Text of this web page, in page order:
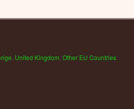
United Kingdom Other EU Countries